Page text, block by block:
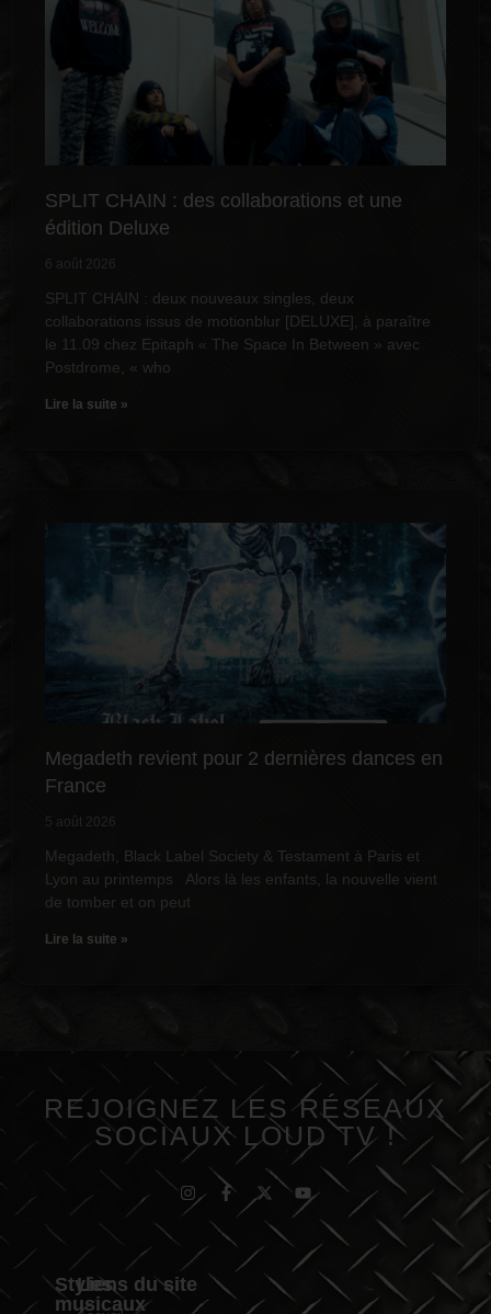
SPLIT CHAIN : des collaborations et une
édition Deluxe
6 août 2026
SPLIT CHAIN : deux nouveaux singles, deux
collaborations issus de motionblur [DELUXE], à paraître
le 11.09 chez Epitaph « The Space In Between » avec
Postdrome, « who
Lire la suite »
Megadeth revient pour 2 dernières dances en
France
5 août 2026
Megadeth, Black Label Society & Testament à Paris et
Lyon au printemps Alors là les enfants, la nouvelle vient
de tomber et on peut
Lire la suite »
REJOIGNEZ LES RÉSEAUX
SOCIAUX LOUD TV !
Styles
musicaux
Liens du site